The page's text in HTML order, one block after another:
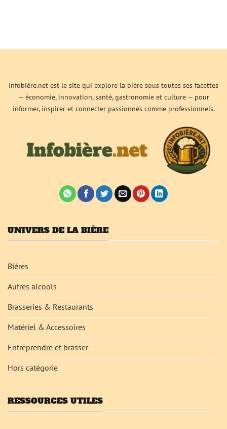
Infobière.net est le site qui explore la bière sous toutes ses facettes
— économie, innovation, santé, gastronomie et culture — pour
informer, inspirer et connecter passionnés comme professionnels.
UNIVERS DE LA BIÈRE
Bières
Autres alcools
Brasseries & Restaurants
Matériel & Accessoires
Entreprendre et brasser
Hors catégorie
RESSOURCES UTILES